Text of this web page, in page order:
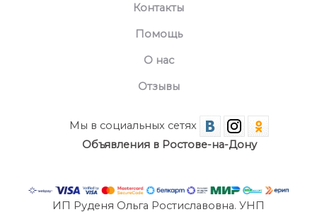
Контакты
Помощь
О нас
Отзывы
Мы в социальных сетях
Объявления в Ростове-на-Дону
ИП Руденя Ольга Ростиславовна. УНП